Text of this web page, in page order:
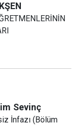
Sevinç
İnfazı (Bölüm